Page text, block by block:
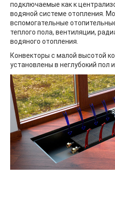
подключаемые как к
водяной системе отопления.
вспомогательные
теплого пола, вентиляции,
водяного отопления.
Конвекторы с малой высотой
установлены в неглубокий пол